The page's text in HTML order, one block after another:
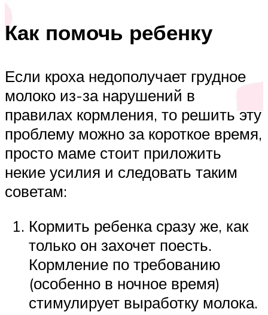
Как помочь ребенку
Если кроха недополучает грудное
молоко из-за нарушений в
правилах кормления, то решить эту
проблему можно за короткое время,
просто маме стоит приложить
некие усилия и следовать таким
советам:
Кормить ребенка сразу же, как
только он захочет поесть.
Кормление по требованию
(особенно в ночное время)
стимулирует выработку молока.